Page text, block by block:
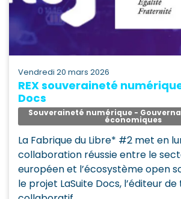
vendredi 20 mars 2026
REX souveraineté
Docs
Souveraineté numérique -
économiques
La Fabrique du Libre* #2 met en
collaboration réussie entre le
européen et l’écosystème open
le projet LaSuite Docs, l’éditeur